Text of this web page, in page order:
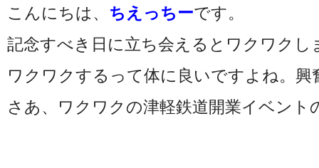
こんにちは、 ちえっちーです。
記念すべき日に立ち会えるとワクワクし
ワクワクするって体に良いですよね。
さあ、ワクワクの津軽鉄道開業イベント